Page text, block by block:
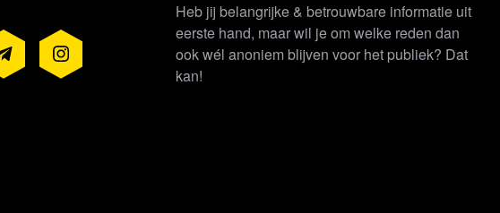
Heb jij belangrijke & betrouwbare informatie uit
eerste hand, maar wil je om welke reden dan
ook wél anoniem blijven voor het publiek? Dat
kan!